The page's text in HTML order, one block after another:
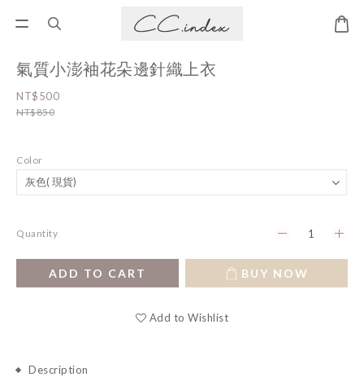
氣質小澎袖花朵邊針織上衣
NT$500
NT$850
Color
Quantity
ADD TO CART BUY NOW
Add to Wishlist
Description